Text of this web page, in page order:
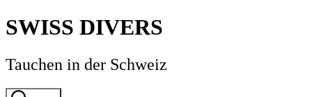
Direkt
zum
wechseln
SWISS DIVERS
Tauchen in der Schweiz